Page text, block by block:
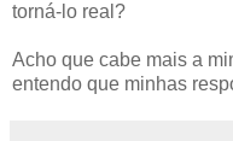
torná-lo real?
Acho que cabe mais a
entendo que minhas